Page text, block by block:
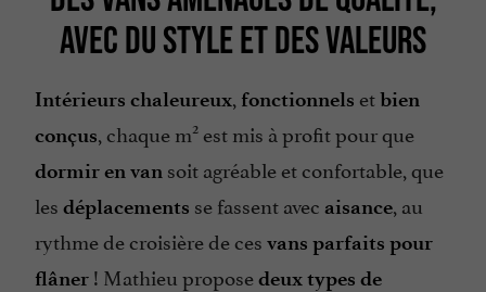
AVEC DU STYLE ET DES VALEURS
Intérieurs chaleureux, fonctionnels etbien
conçus, chaque m2 est mis à profit pour que
dormir en van soit agréable et confortable, que
les déplacements se fassent avec aisance, au
rythme de croisière de ces vans parfaits pour
flâner ! Mathieu proposedeux types de